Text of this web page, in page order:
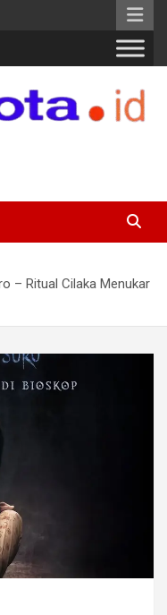
– Ritual Cilaka Menukar